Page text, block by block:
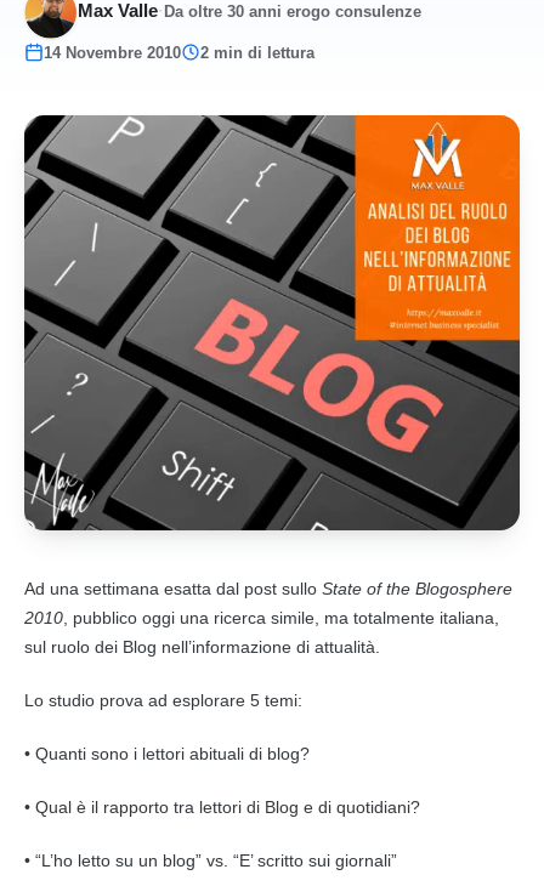
Max Valle· Da oltre 30 anni erogo consulenze
14 Novembre 2010 2 min di lettura
Ad una settimana esatta dal post sullo State of the Blogosphere
2010 , pubblico oggi una ricerca simile, ma totalmente italiana,
sul ruolo dei Blog nell’informazione di attualità.
Lo studio prova ad esplorare 5 temi:
• Quanti sono i lettori abituali di blog?
• Qual è il rapporto tra lettori di Blog e di quotidiani?
• “L’ho letto su un blog” vs. “E’ scritto sui giornali”